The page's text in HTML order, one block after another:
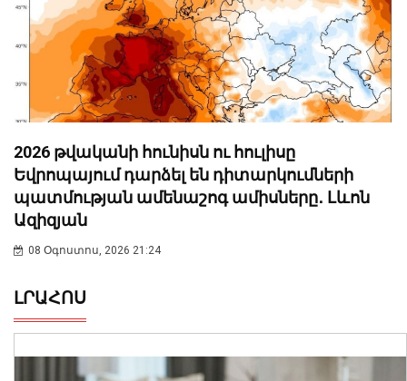
2026 թվականի հունիսն ու հուլիսը
Եվրոպայում դարձել են դիտարկումների
պատմության ամենաշոգ ամիսները․ Լևոն
Ազիզյան
08 Օգոստոս, 2026 21:24
ԼՐԱՀՈՍ